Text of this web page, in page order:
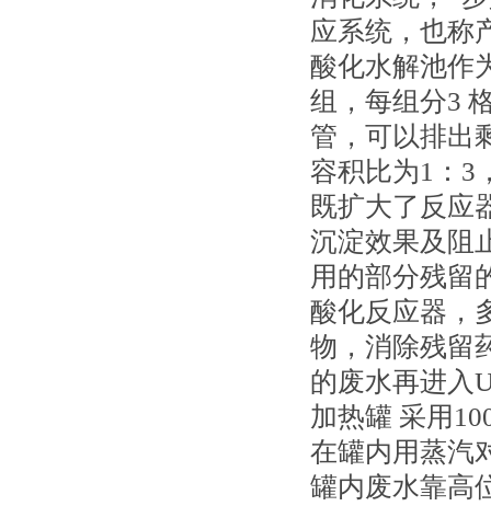
应系统，也称
酸化水解池作
组，每组分3
管，可以排出
容积比为1：3
既扩大了反应
沉淀效果及阻
用的部分残留
酸化反应器，
物，消除残留
的废水再进入
加热罐 采用
在罐内用蒸汽
罐内废水靠高